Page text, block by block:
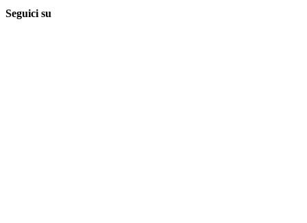
Seguici su